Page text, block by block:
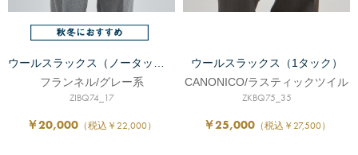
フランネル/グレー系
ZIBQ74_17
￥20,000 （税込￥22,000）
ウールスラックス（1タック）
CANONICO/ラスティックツイル
ZKBQ75_35
￥25,000（税込￥27,500）